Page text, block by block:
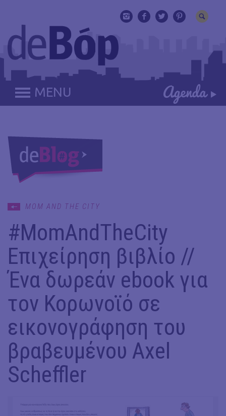
MENU
MOM AND THE CITY
#MomAndTheCity
Επιχείρηση βιβλίο //
Ένα δωρεάν ebook για
τον Κορωνοϊό σε
εικονογράφηση του
βραβευμένου Axel
Scheffler